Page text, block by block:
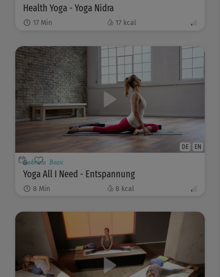
Health Yoga - Yoga Nidra
17 Min 17 kcal
DE EN
Gabriela Bozic
Yoga All I Need - Entspannung
8 Min 8 kcal